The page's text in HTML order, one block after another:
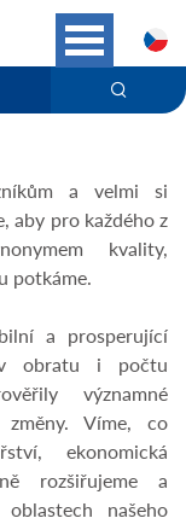
a velmi si
aby pro každého z
kvality,
potkáme.
a prosperující
obratu i počtu
významné
změny. Víme, co
ekonomická
rozšiřujeme a
našeho